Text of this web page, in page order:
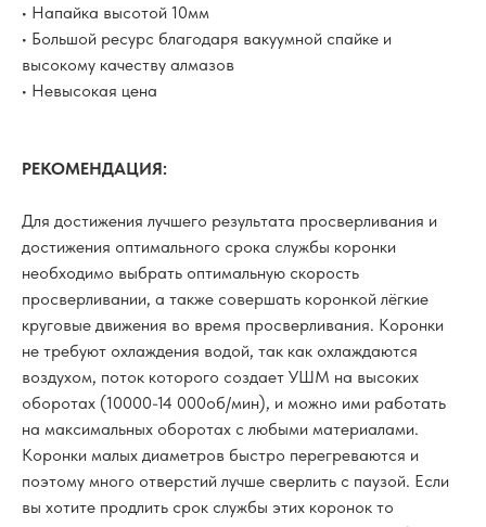
• Напайка высотой 10мм
• Большой ресурс благодаря вакуумной спайке и
высокому качеству алмазов
• Невысокая цена
РЕКОМЕНДАЦИЯ:
Для достижения лучшего результата просверливания и
достижения оптимального срока службы коронки
необходимо выбрать оптимальную скорость
просверливании, а также совершать коронкой лёгкие
круговые движения во время просверливания. Коронки
не требуют охлаждения водой, так как охлаждаются
воздухом, поток которого создает УШМ на высоких
оборотах (10000-14 000об/мин), и можно ими работать
на максимальных оборотах с любыми материалами.
Коронки малых диаметров быстро перегреваются и
поэтому много отверстий лучше сверлить с паузой. Если
вы хотите продлить срок службы этих коронок то